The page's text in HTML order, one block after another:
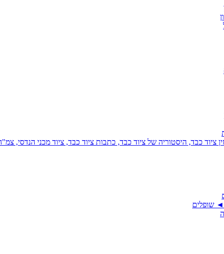
ציוד כבד, היסטוריה של ציוד כבד, כתבות ציוד כבד, ציוד מכני הנדסי,
שופלים